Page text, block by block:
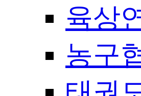
육상
농구